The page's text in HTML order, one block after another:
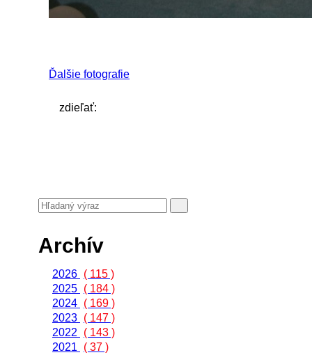
Ďalšie fotografie
zdieľať:
Archív
2026 ( 115 )
2025 ( 184 )
2024 ( 169 )
2023 ( 147 )
2022
( 143 )
2021
( 37 )